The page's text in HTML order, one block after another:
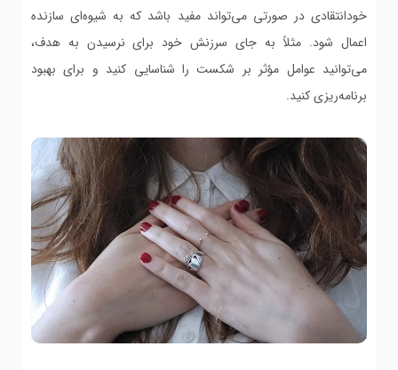
خودانتقادی در صورتی می‌تواند مفید باشد که به شیوه‌ای سازنده
اعمال شود. مثلاً به جای سرزنش خود برای نرسیدن به هدف،
می‌توانید عوامل مؤثر بر شکست را شناسایی کنید و برای بهبود
برنامه‌ریزی کنید.